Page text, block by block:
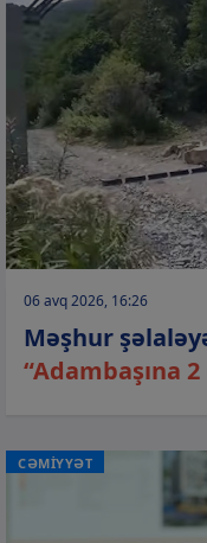
06 avq 2026, 16:26
Məşhur
“Adambaşına
CƏMİYYƏT